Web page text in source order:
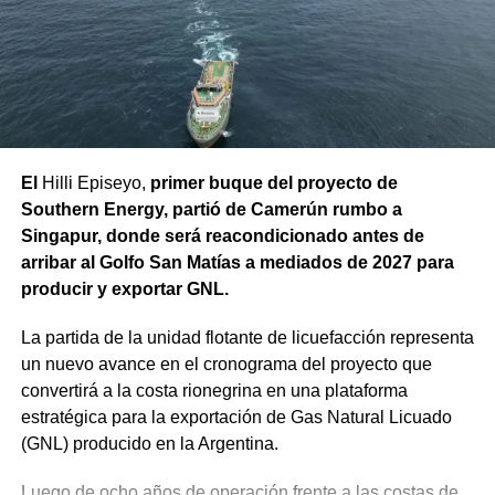
Las tareas incluyeron la demolición de los paños
deteriorados, la reposición y compactación del material
de apoyo y relleno, y la ejecución de las nuevas losas de
hormigón con sus respectivas juntas. En forma paralela,
se reconstruyeron 18 metros cuadrados de vereda sobre
la banquina del canal, luego del acondicionamiento de su
restando únicamente la limpieza general del sector y el
retiro de escombros.
Estas intervenciones preventivas permiten que el Sistema
de Riego Alto Valle llegue en óptimas condiciones al
agosto, reduciendo el riesgo de filtraciones, preservando
la infraestructura de riego y evitando futuras reparaciones
de emergencia.
El Hilli Episeyo, primer buque del proyecto de
Southern Energy, partió de Camerún rumbo a
Singapur, donde será reacondicionado antes de
arribar al Golfo San Matías a mediados de 2027 para
producir y exportar GNL.
La partida de la unidad flotante de licuefacción representa
un nuevo avance en el cronograma del proyecto que
convertirá a la costa rionegrina en una plataforma
estratégica para la exportación de Gas Natural Licuado
(GNL) producido en la Argentina.